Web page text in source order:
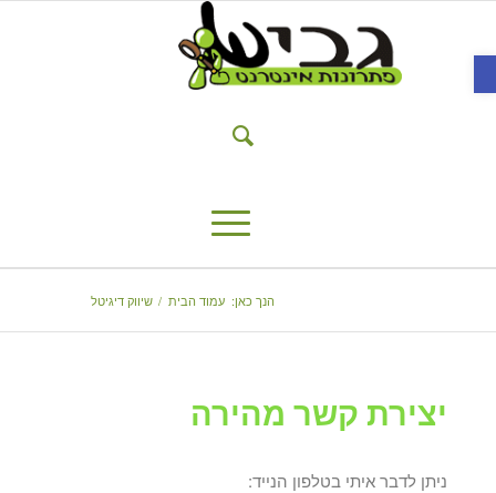
פתח סרגל נגישות
הנך כאן: עמוד הבית / שיווק דיגיטל
יצירת קשר מהירה
ניתן לדבר איתי בטלפון הנייד: